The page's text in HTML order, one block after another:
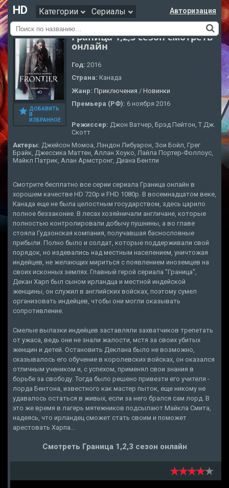
HD Категории Сериалы Авторизация
ДОБАВИТЬ
В
ИЗБРАННОЕ
Граница 1,2,3 сезон смотреть
онлайн
Год: 2016
Страна: Канада
Жанр: Приключения / Новинки
Премьера (РФ): 6 ноября 2016
Режиссер: Джон Ватчер, Брэд Пейтон, Т.Дж.
Скотт
Актеры: Джейсон Момоа, Лэндон Либуарон, Зои Бойл, Грег
Брайк, Джессика Маттен, Аллан Хоуко, Лайла Портер-Фоллоус,
Майкл Патрик, Алан Армстронг, Диана Бентли
Смотрите бесплатно все серии сериала Граница онлайн в
хорошем качестве HD 720p и FHD 1080p. В восемнадцатом веке,
Канада еще не была целостным государством, здесь царило
полное беззаконие. В лесах хозяйничали англичане, которые
полностью контролировали добычу пушнины, а во главе
стояла Гудзонская компания, получавшая баснословные
прибыли. Полно было и солдат, которые поддерживали свой
порядок, но издевались над местным населением, уничтожая
индейцев, не желающих мириться с появлением иноземцев на
своих исконных землях. Главный герой сериала "Граница",
Декан Харп был сыном ирландца и местной индейской
женщины, он служил в английских войсках, поэтому сумел
организовать индейцев, чтобы они могли оказывать
сопротивление.
Смелые вылазки индейцев заставляли захватчиков трепетать
от ужаса, ведь они не знали жалости, мстя за своих убитых
женщин и детей. Остановить Деклана было не возможно,
сказывалось его обучение в королевских войсках, он оказался
отличным учеником и, с успехом, применял свои знания в
борьбе за свободу. Тогда было решено привезти его учителя -
лорда Бентона, известного как мастер пыток, еще никому не
удавалось остаться в живых, если за него брался сам лорд. В
это же время в лагерь мятежников подсылают Майкла Смита,
надеясь, что ирландец сможет стать своим и поможет
арестовать Харпа...
Смотреть Граница 1,2,3 сезон онлайн